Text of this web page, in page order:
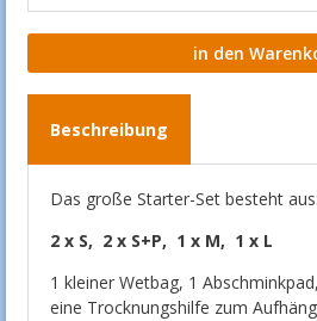
Beschreibung
Das große Starter-Set besteht aus:
2 x S, 2 x S+P, 1 x M, 1 x L
1 kleiner Wetbag, 1
eine Trocknungshilfe zum